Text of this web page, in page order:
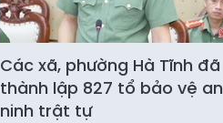
Các xã, phường Hà Tĩnh đã
thành lập 827 tổ bảo vệ an
ninh trật tự